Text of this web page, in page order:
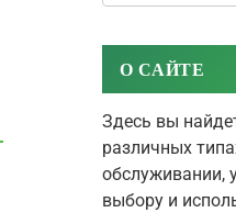
О САЙТЕ
Здесь вы
различных
обслуживании,
выбору и